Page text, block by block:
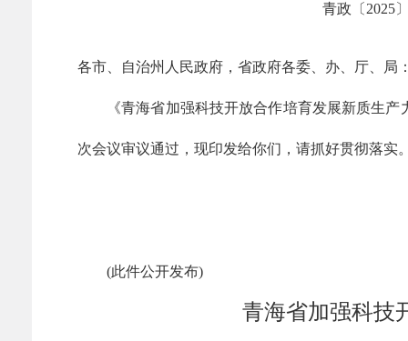
青政〔2025
各市、自治州人民政府，省政府各委、办、厅、局
《青海省加强科技开放合作培育发展新质生
次会议审议通过，现印发给你们，请抓好贯彻落实
(此件公开发布)
青海省加强科技